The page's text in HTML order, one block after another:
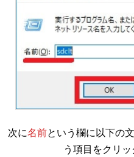
次に名前という欄に以下の
う項目をクリッ